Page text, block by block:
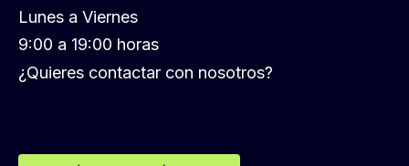
Lunes a Viernes
9:00 a 19:00 horas
¿Quieres contactar con nosotros?